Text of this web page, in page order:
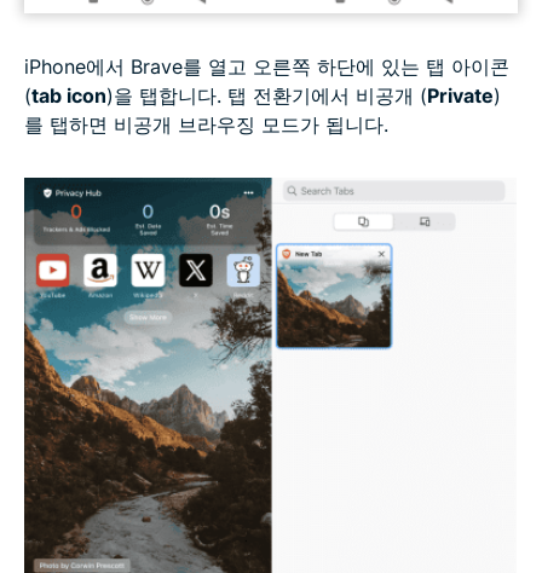
iPhone에서 Brave를 열고 오른쪽 하단에 있는 탭 아이콘
(tab icon)을 탭합니다. 탭 전환기에서 비공개 (Private)
를 탭하면 비공개 브라우징 모드가 됩니다.